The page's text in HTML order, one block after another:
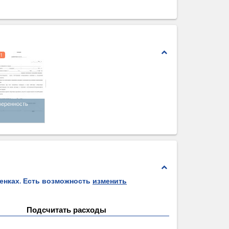
expand_less
1
expand_less
Есть возможность изменить
Подсчитать расходы